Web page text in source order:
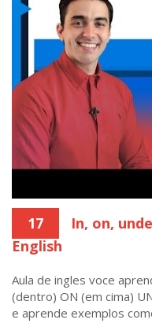
17
In, on,
English
Aula de ingles voce
(dentro) ON (em cima)
e aprende exemplos